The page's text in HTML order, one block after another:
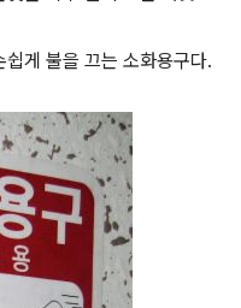
게 불을 끄는 소화용구다.